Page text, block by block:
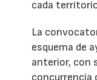
cada
La
esquema de
anterior, con
concurrencia